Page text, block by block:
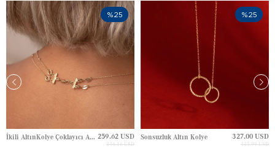
İkili AltınKolye Çoklayıcı Aparatı 259.62 USD
346.16 USD
%25
Sonsuzluk Altın Kolye 327.00 USD
435.99 USD
%25